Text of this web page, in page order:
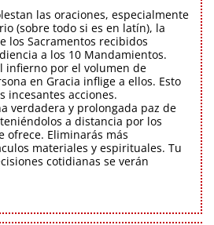
las oraciones, especialmente
(sobre todo si es en latín), la
los Sacramentos recibidos
a los 10 Mandamientos.
infierno por el volumen de
en Gracia inflige a ellos. Esto
incesantes acciones.
verdadera y prolongada paz de
a distancia por los
ofrece. Eliminarás más
materiales y espirituales. Tu
cotidianas se verán